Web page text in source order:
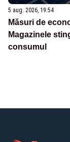
5 aug. 2026, 19:54
Măsuri de
Magazinele
consumul